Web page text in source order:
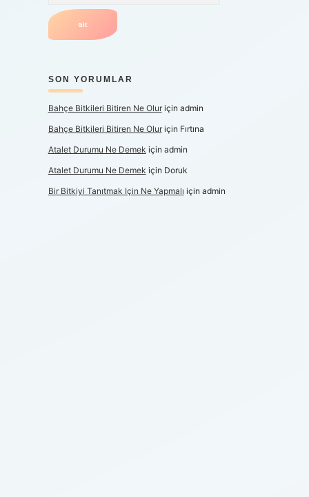
SON YORUMLAR
Bahçe Bitkileri Bitiren Ne Oluriçin admin
Bahçe Bitkileri Bitiren Ne Oluriçin Fırtına
Atalet Durumu Ne Demek için admin
Atalet Durumu Ne Demek için Doruk
Bir Bitkiyi Tanıtmak Için Ne Yapmalı için admin